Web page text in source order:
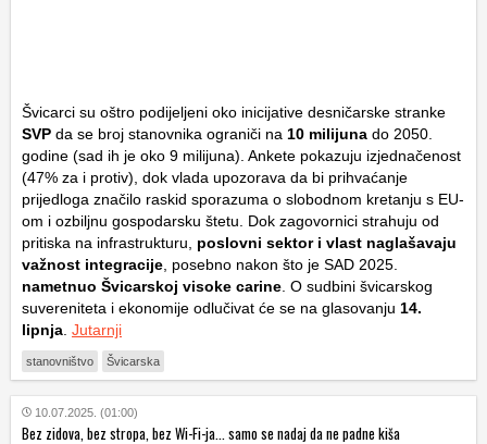
Švicarci su oštro podijeljeni oko inicijative desničarske stranke
SVP da se broj stanovnika ograniči na 10 milijuna do 2050.
godine (sad ih je oko 9 milijuna). Ankete pokazuju izjednačenost
(47% za i protiv), dok vlada upozorava da bi prihvaćanje
prijedloga značilo raskid sporazuma o slobodnom kretanju s EU-
om i ozbiljnu gospodarsku štetu. Dok zagovornici strahuju od
pritiska na infrastrukturu,
poslovni sektor i vlast naglašavaju
važnost integracije , posebno nakon što je SAD 2025.
nametnuo Švicarskoj visoke carine . O sudbini švicarskog
suvereniteta i ekonomije odlučivat će se na glasovanju 14.
lipnja Jutarnji
stanovništvo Švicarska
10.07.2025. (01:00)
Bez zidova, bez stropa, bez Wi-Fi-ja... samo se nadaj da ne padne kiša